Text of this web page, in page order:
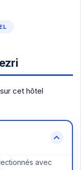
cet hôtel
avec